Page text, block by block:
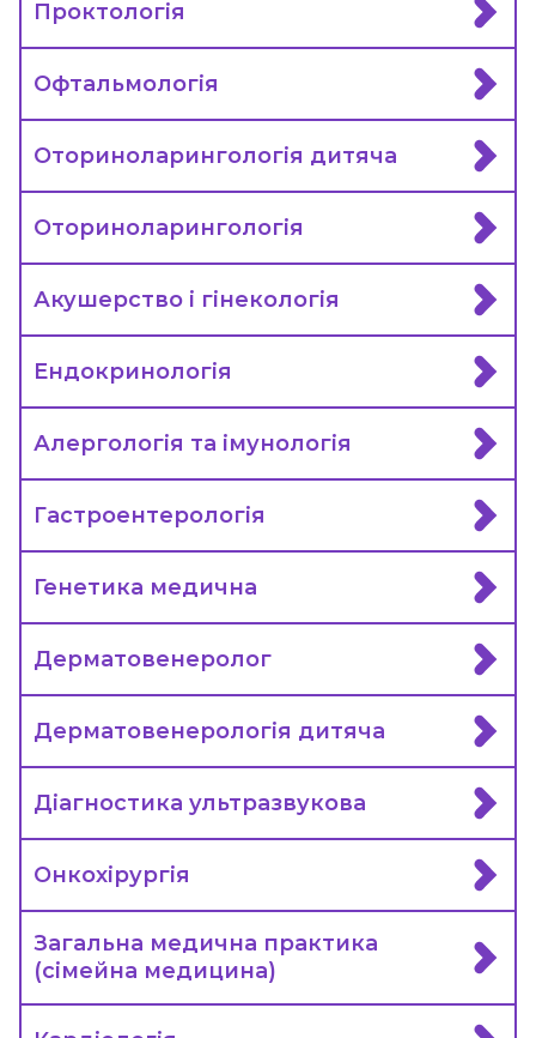
Проктологія
Офтальмологія
Оториноларингологія дитяча
Оториноларингологія
Акушерство і гінекологія
Ендокринологія
Алергологія та імунологія
Гастроентерологія
Генетика медична
Дерматовенеролог
Дерматовенерологія дитяча
Діагностика ультразвукова
Онкохірургія
Загальна медична практика
(сімейна медицина)